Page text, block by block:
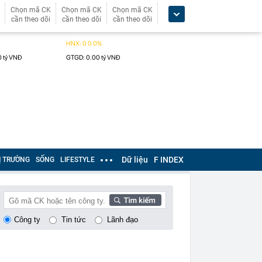
Chọn mã CK
cần theo dõi
Chọn mã CK
cần theo dõi
Chọn mã CK
cần theo dõi
TRƯỜNG SỐNG LIFESTYLE Dữ liệu F INDEX
Công ty Tin tức Lãnh đạo